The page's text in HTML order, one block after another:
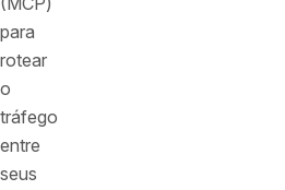
para
rotear
o
tráfego
entre
seus